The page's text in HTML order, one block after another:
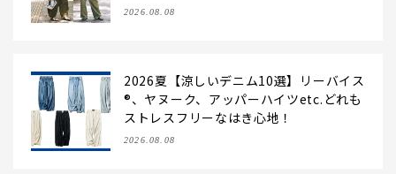
2026.08.08
2026夏【涼しいデニム10選】リーバイス
®、ヤヌーク、アッパーハイツetc.どれも
ストレスフリーなはき心地！
2026.08.08